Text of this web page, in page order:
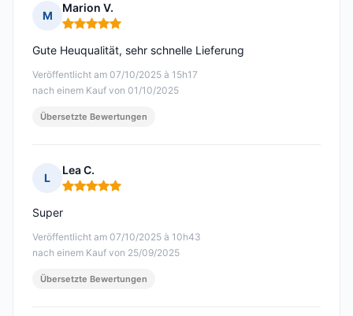
M
Marion V.
Hinweis: 5 von 5
Veröffentlicht am 07/10/2025 à 15h17
nach einem Kauf von 01/10/2025
Gute Heuqualität, sehr schnelle Lieferung
Übersetzte Bewertungen
L
Lea C.
Hinweis: 5 von 5
Veröffentlicht am 07/10/2025 à 10h43
nach einem Kauf von 25/09/2025
Super
Übersetzte Bewertungen